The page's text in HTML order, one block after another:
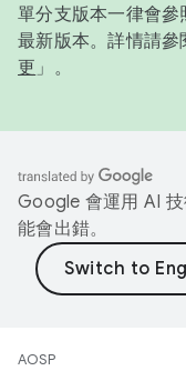
單分支版本一律會
最新版本。詳情請參
更 」。
Google 會運用 AI
能會出錯。
AOSP